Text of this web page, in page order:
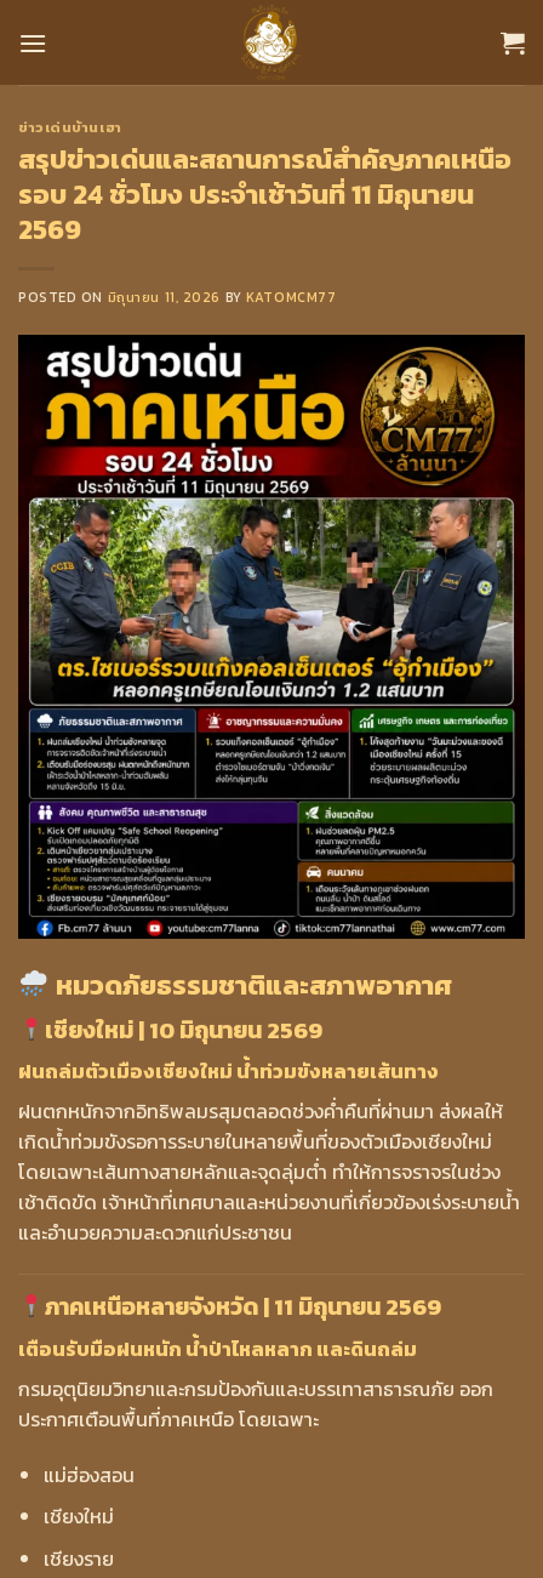
ข่าวเด่นบ้านเฮา
สรุปข่าวเด่นและสถานการณ์สำคัญภาคเหนือ
รอบ 24 ชั่วโมง ประจำเช้าวันที่ 11 มิถุนายน
2569
POSTED ON มิถุนายน 11, 2026 BY KATOMCM77
หมวดภัยธรรมชาติและสภาพอากาศ
เชียงใหม่ | 10 มิถุนายน 2569
ฝนถล่มตัวเมืองเชียงใหม่ น้ำท่วมขังหลายเส้นทาง
ฝนตกหนักจากอิทธิพลมรสุมตลอดช่วงค่ำคืนที่ผ่านมา ส่งผลให้
เกิดน้ำท่วมขังรอการระบายในหลายพื้นที่ของตัวเมืองเชียงใหม่
โดยเฉพาะเส้นทางสายหลักและจุดลุ่มต่ำ ทำให้การจราจรในช่วง
เช้าติดขัด เจ้าหน้าที่เทศบาลและหน่วยงานที่เกี่ยวข้องเร่งระบายน้ำ
และอำนวยความสะดวกแก่ประชาชน
ภาคเหนือหลายจังหวัด | 11 มิถุนายน 2569
เตือนรับมือฝนหนัก น้ำป่าไหลหลาก และดินถล่ม
กรมอุตุนิยมวิทยาและกรมป้องกันและบรรเทาสาธารณภัย ออก
ประกาศเตือนพื้นที่ภาคเหนือ โดยเฉพาะ
แม่ฮ่องสอน
เชียงใหม่
เชียงราย